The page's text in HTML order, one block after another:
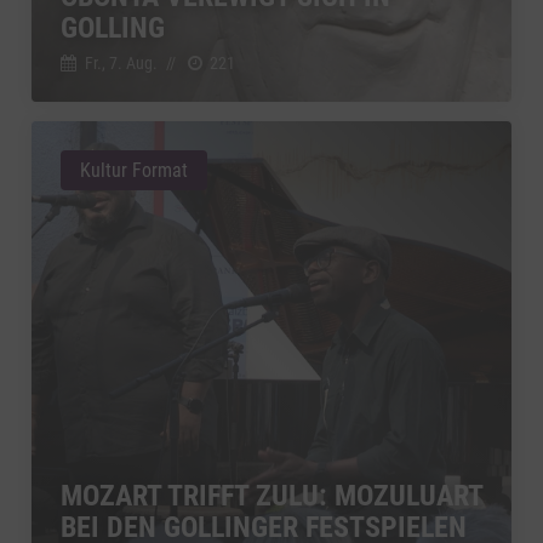
GOLLING
Fr., 7. Aug.
MOZART TRIFFT ZULU: MOZULUART
BEI DEN GOLLINGER FESTSPIELEN
Kultur Format
Google Ireland Limited, Irland